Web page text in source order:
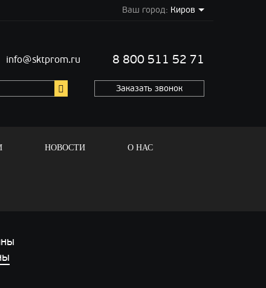
Ваш город: Киров
info@sktprom.ru 8 800 511 52 71
Заказать звонок
НОВОСТИ О НАС